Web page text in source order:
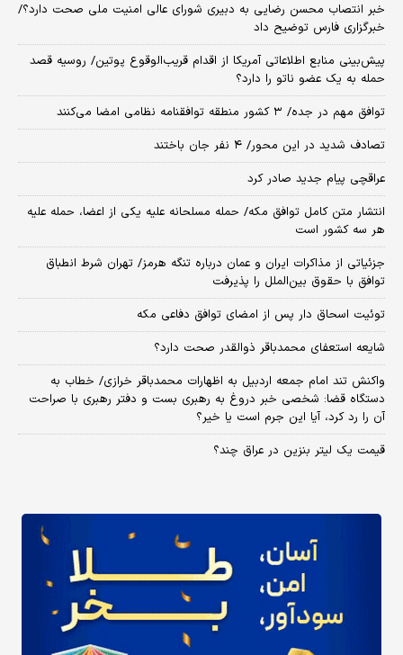
خبر انتصاب محسن رضایی به دبیری شورای عالی امنیت ملی صحت دارد؟/
خبرگزاری فارس توضیح داد
پیش‌بینی منابع اطلاعاتی آمریکا از اقدام قریب‌الوقوع پوتین/ روسیه قصد
حمله به یک عضو ناتو را دارد؟
توافق مهم در جده/ ۳ کشور منطقه توافقنامه نظامی امضا می‌کنند
تصادف شدید در این محور/ ۴ نفر جان باختند
عراقچی پیام جدید صادر کرد
انتشار متن کامل توافق مکه/ حمله مسلحانه علیه یکی از اعضا، حمله علیه
هر سه کشور است
جزئیاتی از مذاکرات ایران و عمان درباره تنگه هرمز/ تهران شرط انطباق
توافق با حقوق بین‌الملل را پذیرفت
توئیت اسحاق دار پس از امضای توافق دفاعی مکه
شایعه استعفای محمدباقر ذوالقدر صحت دارد؟
واکنش تند امام جمعه اردبیل به اظهارات محمدباقر خرازی/ خطاب به
دستگاه قضا: شخصی خبر دروغ به رهبری بست و دفتر رهبری با صراحت
آن را رد کرد، آیا این جرم است یا خیر؟
قیمت یک لیتر بنزین در عراق چند؟